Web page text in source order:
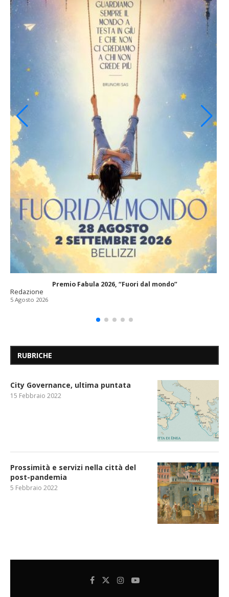
Premio Fabula 2026, “Fuori dal mondo”
Redazione
5 Agosto 2026
RUBRICHE
City Governance, ultima puntata
15 Febbraio 2022
Prossimità e servizi nella città del
post-pandemia
5 Febbraio 2022